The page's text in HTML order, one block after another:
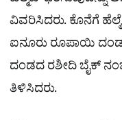
ವಿವರಿಸಿದರು. ಕೊನೆಗೆ
ಐನೂರು ರೂಪಾಯಿ
ದಂಡದ ರಶೀದಿ ಬೈಕ್​
ತಿಳಿಸಿದರು.